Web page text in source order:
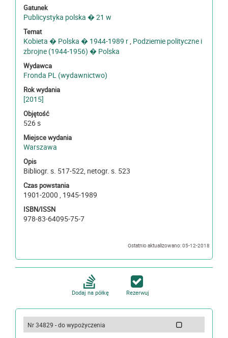
Gatunek
Publicystyka polska � 21 w
Temat
Kobieta � Polska � 1944-1989 r Podziemie polityczne i
zbrojne (1944-1956) � Polska
Wydawca
Fronda PL (wydawnictwo)
Rok wydania
[2015]
Objętość
526 s
Miejsce wydania
Warszawa
Opis
Bibliogr. s. 517-522, netogr. s. 523
Czas powstania
1901-2000 , 1945-1989
ISBN/ISSN
978-83-64095-75-7
Ostatnio aktualizowano: 05-12-2018
Dodaj na półkę Rezerwuj
Nr 34829 - do wypożyczenia